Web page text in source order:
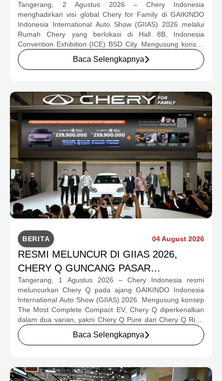
LENGKAP DAN PROGRAM APRESIASI
KONSUMEN BERNILAI HAMPIR RP1
MILIAR
Tangerang, 2 Agustus 2026 – Chery Indonesia
menghadirkan visi global Chery for Family di GAIKINDO
Indonesia International Auto Show (GIIAS) 2026 melalui
Rumah Chery yang berlokasi di Hall 8B, Indonesia
Convention Exhibition (ICE) BSD City. Mengusung konsep
rumah yang hangat dan inklusif, Chery menghadirkan
pengalaman menyeluruh bagi keluarga Indonesia melalui
program apresiasi untuk konsumen.
Baca Selengkapnya
BERITA 04 August 2026
RESMI MELUNCUR DI GIIAS 2026,
CHERY Q GUNCANG PASAR
OTOMOTIF MELALUI HARGA SPESIAL
MULAI RP239,9 JUTA
Tangerang, 1 Agustus 2026 – Chery Indonesia resmi
meluncurkan Chery Q pada ajang GAIKINDO Indonesia
International Auto Show (GIIAS) 2026. Mengusung konsep
The Most Complete Compact EV, Chery Q diperkenalkan
dalam dua varian, yakni Chery Q Pure dan Chery Q Rizz,
untuk mengakomodasi kebutuhan mobilitas serta
preferensi konsumen yang berbeda.
Baca Selengkapnya